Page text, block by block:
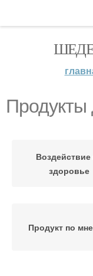
Продукты
Воздействие
здоровье
Продукт по